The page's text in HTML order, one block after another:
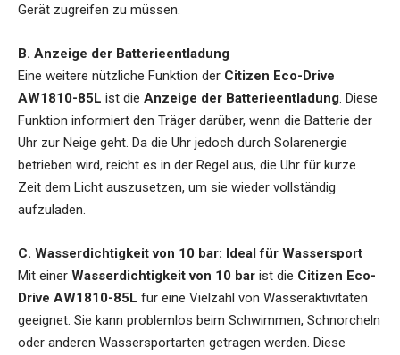
Gerät zugreifen zu müssen.
B. Anzeige der Batterieentladung
Eine weitere nützliche Funktion der Citizen Eco-Drive
AW1810-85L ist die Anzeige der Batterieentladung. Diese
Funktion informiert den Träger darüber, wenn die Batterie der
Uhr zur Neige geht. Da die Uhr jedoch durch Solarenergie
betrieben wird, reicht es in der Regel aus, die Uhr für kurze
Zeit dem Licht auszusetzen, um sie wieder vollständig
aufzuladen.
C. Wasserdichtigkeit von 10 bar: Ideal für Wassersport
Mit einer Wasserdichtigkeit von 10 bar ist die Citizen Eco-
Drive AW1810-85L für eine Vielzahl von Wasseraktivitäten
geeignet. Sie kann problemlos beim Schwimmen, Schnorcheln
oder anderen Wassersportarten getragen werden. Diese